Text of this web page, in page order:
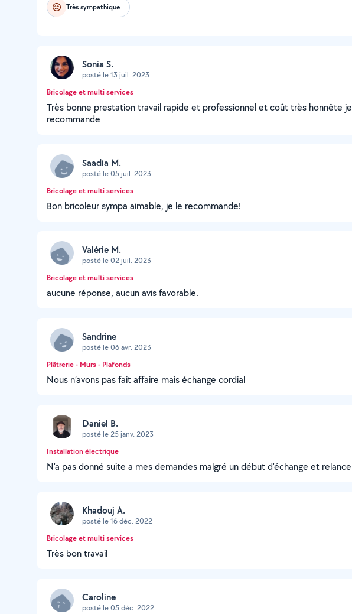
Très sympathique
Sonia S.
posté le 13 juil. 2023
Bricolage et multi services
Très bonne prestation travail rapide et professionnel et coût très honnête je
recommande
Saadia M.
posté le 05 juil. 2023
Bricolage et multi services
Bon bricoleur sympa aimable, je le recommande!
Valérie M.
posté le 02 juil. 2023
Bricolage et multi services
aucune réponse, aucun avis favorable.
Sandrine
posté le 06 avr. 2023
Plâtrerie - Murs - Plafonds
Nous n’avons pas fait affaire mais échange cordial
Daniel B.
posté le 25 janv. 2023
Installation électrique
N'a pas donné suite a mes demandes malgré un début d'échange et relance
Khadouj A.
posté le 16 déc. 2022
Bricolage et multi services
Très bon travail
Caroline
posté le 05 déc. 2022